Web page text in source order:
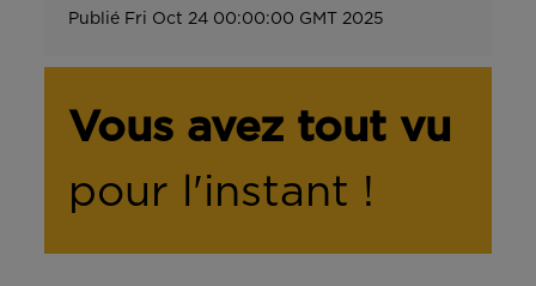
Publié Fri Oct 24 00:00:00 GMT 2025
Vous avez tout vu
pour l'instant !